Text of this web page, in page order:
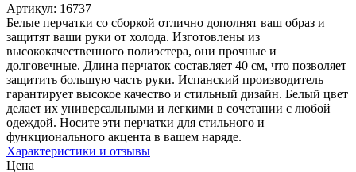
Артикул: 16737
Белые перчатки со сборкой отлично дополнят ваш образ и
защитят ваши руки от холода. Изготовлены из
высококачественного полиэстера, они прочные и
долговечные. Длина перчаток составляет 40 см, что позволяет
защитить большую часть руки. Испанский производитель
гарантирует высокое качество и стильный дизайн. Белый цвет
делает их универсальными и легкими в сочетании с любой
одеждой. Носите эти перчатки для стильного и
функционального акцента в вашем наряде.
Характеристики и отзывы
Цена